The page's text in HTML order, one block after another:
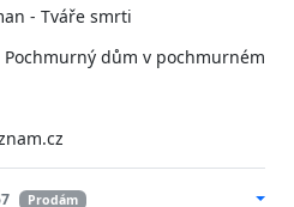
- Tváře smrti
dům v pochmurném
Prodám